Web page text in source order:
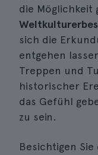
die Möglichkeit
sich die
entgehen
Treppen und
historischer
das Gefühl
zu sein.
Besichtigen